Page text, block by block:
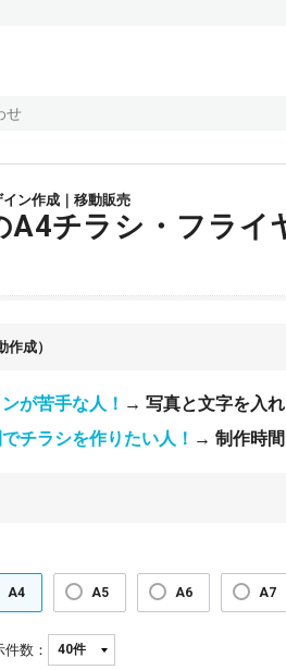
せ
ン作成｜移動販売
A4チラシ・フライ
成）
が苦手な人！ → 写真と文字を入
チラシを作りたい人！ → 制作時
A4 A5 A6 A7
件数：